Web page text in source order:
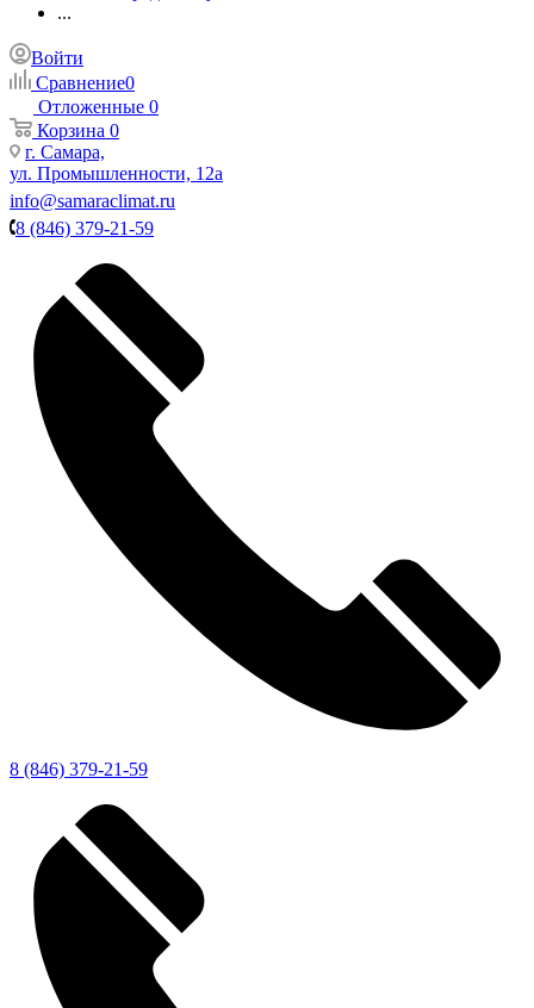
...
Войти
Сравнение0
Отложенные 0
Корзина 0
г. Самара,
ул. Промышленности, 12а
info@samaraclimat.ru
8 (846) 379-21-59
8 (846) 379-21-59